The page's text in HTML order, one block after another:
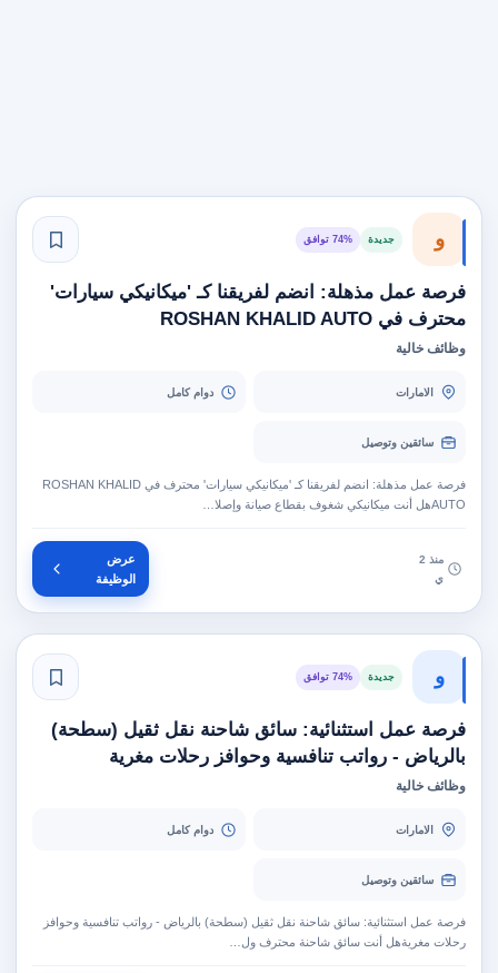
و جديدة 74% توافق
فرصة عمل مذهلة: انضم لفريقنا كـ 'ميكانيكي سيارات'
محترف في ROSHAN KHALID AUTO
وظائف خالية
الامارات دوام كامل
سائقين وتوصيل
فرصة عمل مذهلة: انضم لفريقنا كـ 'ميكانيكي سيارات' محترف في ROSHAN KHALID
AUTOهل أنت ميكانيكي شغوف بقطاع صيانة وإصلا…
منذ 2
ي
عرض
الوظيفة
و جديدة 74% توافق
فرصة عمل استثنائية: سائق شاحنة نقل ثقيل (سطحة)
بالرياض - رواتب تنافسية وحوافز رحلات مغرية
وظائف خالية
الامارات دوام كامل
سائقين وتوصيل
فرصة عمل استثنائية: سائق شاحنة نقل ثقيل (سطحة) بالرياض - رواتب تنافسية وحوافز
رحلات مغريةهل أنت سائق شاحنة محترف ول…